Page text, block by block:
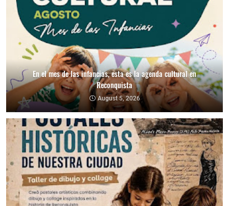
En el mes de las infancias, esta es la agenda cultural en
Reconquista
August 5, 2026